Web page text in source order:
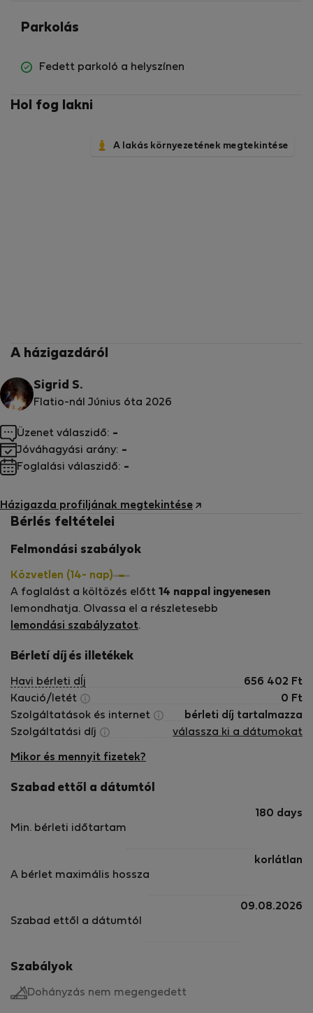
Parkolás
Fedett parkoló a helyszínen
Hol fog lakni
A lakás környezetének megtekintése
A házigazdáról
Sigrid S.
Flatio-nál Június óta 2026
Házigazda profiljának megtekintése
Üzenet válaszidő: -
Jóváhagyási arány: -
Foglalási válaszidő: -
Bérlés feltételei
Felmondási szabályok
Közvetlen (14- nap)
A foglalást a költözés előtt 14 nappal ingyenesen
lemondhatja. Olvassa el a részletesebb
lemondási szabályzatot.
Bérletí díj és illetékek
Havi bérleti dÍj 656 402 Ft
Kaució/letét
0 Ft
Szolgáltatások és internet
bérleti díj tartalmazza
Szolgáltatási díj
válassza ki a dátumokat
Mikor és mennyit fizetek?
Szabad ettől a dátumtól
Min. bérleti időtartam
180 days
A bérlet maximális hossza
korlátlan
Szabad ettől a dátumtól
09.08.2026
Szabályok
Dohányzás nem megengedett